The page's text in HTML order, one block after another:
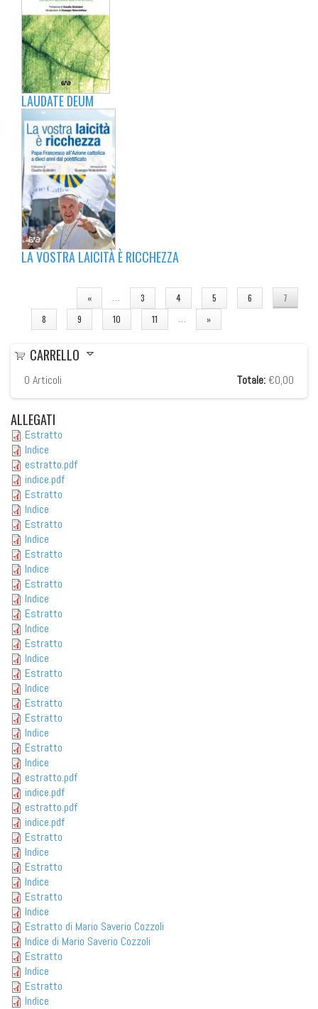
LAUDATE DEUM
LA VOSTRA LAICITÀ È RICCHEZZA
« … 3 4 5 6
7
8
9 10 11 … »
CARRELLO
0 Articoli Totale: €0,00
ALLEGATI
Estratto
Indice
estratto.pdf
indice.pdf
Estratto
Indice
Estratto
Indice
Estratto
Indice
Estratto
Indice
Estratto
Indice
Estratto
Indice
Estratto
Indice
Estratto
Estratto
Indice
Estratto
Indice
estratto.pdf
indice.pdf
estratto.pdf
indice.pdf
Estratto
Indice
Estratto
Indice
Estratto
Indice
Estratto di Mario Saverio Cozzoli
Indice di Mario Saverio Cozzoli
Estratto
Indice
Estratto
Indice